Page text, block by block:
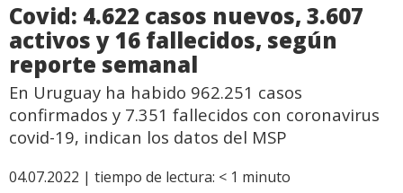
Covid: 4.622 casos nuevos, 3.607
activos y 16 fallecidos, según
reporte semanal
En Uruguay ha habido 962.251 casos
confirmados y 7.351 fallecidos con coronavirus
covid-19, indican los datos del MSP
04.07.2022 | tiempo de lectura: < 1 minuto